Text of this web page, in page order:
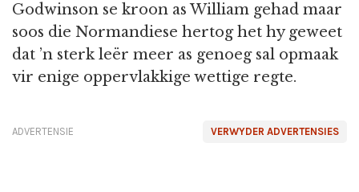
Godwinson se kroon as William gehad maar
soos die Normandiese hertog het hy geweet
dat ’n sterk leër meer as genoeg sal opmaak
vir enige oppervlakkige wettige regte.
VERWYDER ADVERTENSIES
ADVERTENSIE